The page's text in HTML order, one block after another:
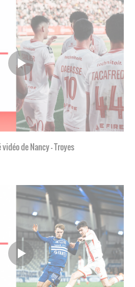
vidéo de Nancy - Troyes